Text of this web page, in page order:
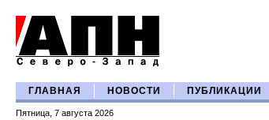
ГЛАВНАЯ НОВОСТИ ПУБЛИКАЦИИ
Пятница, 7 августа 2026